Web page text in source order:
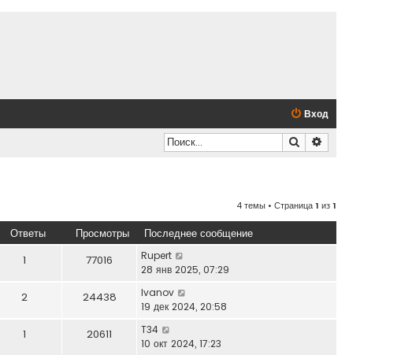
Вход
Поиск
4 темы • Страница1 из1
Ответы Просмотры Последнее сообщение
1 77016
Rupert
28 янв 2025, 07:29
2 24438
Ivanov
19 дек 2024, 20:58
1 20611
T34
10 окт 2024, 17:23